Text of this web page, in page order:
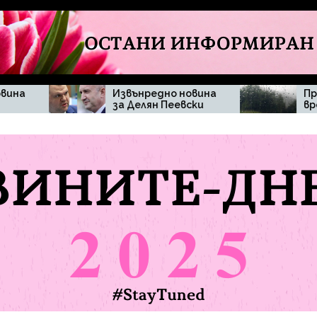
Извънредно новина
за Делян Пеевски
Промяна във
времето изненада
жителите на